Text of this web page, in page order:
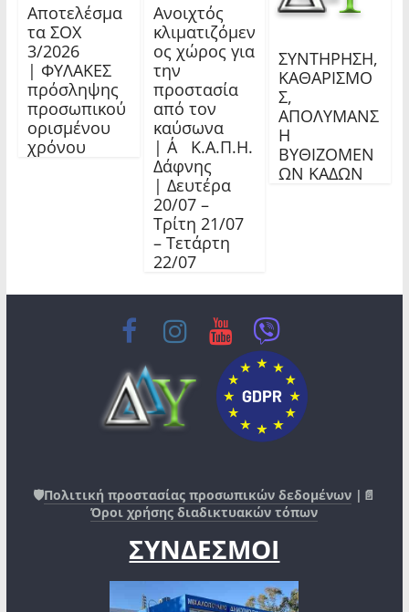
Αποτελέσμα
τα ΣΟΧ
3/2026
| ΦΥΛΑΚΕΣ
πρόσληψης
προσωπικού
ορισμένου
χρόνου
Ανοιχτός
κλιματιζόμεν
ος χώρος για
την
προστασία
από τον
καύσωνα
| Α΄ Κ.Α.Π.Η.
Δάφνης
| Δευτέρα
20/07 –
Τρίτη 21/07
– Τετάρτη
22/07
ΣΥΝΤΗΡΗΣΗ,
ΚΑΘΑΡΙΣΜΟ
Σ,
ΑΠΟΛΥΜΑΝΣ
Η
ΒΥΘΙΖΟΜΕΝ
ΩΝ ΚΑΔΩΝ
🛡️Πολιτική προστασίας προσωπικών δεδομένων |📄
Όροι χρήσης διαδικτυακών τόπων
ΣΥΝΔΕΣΜΟΙ